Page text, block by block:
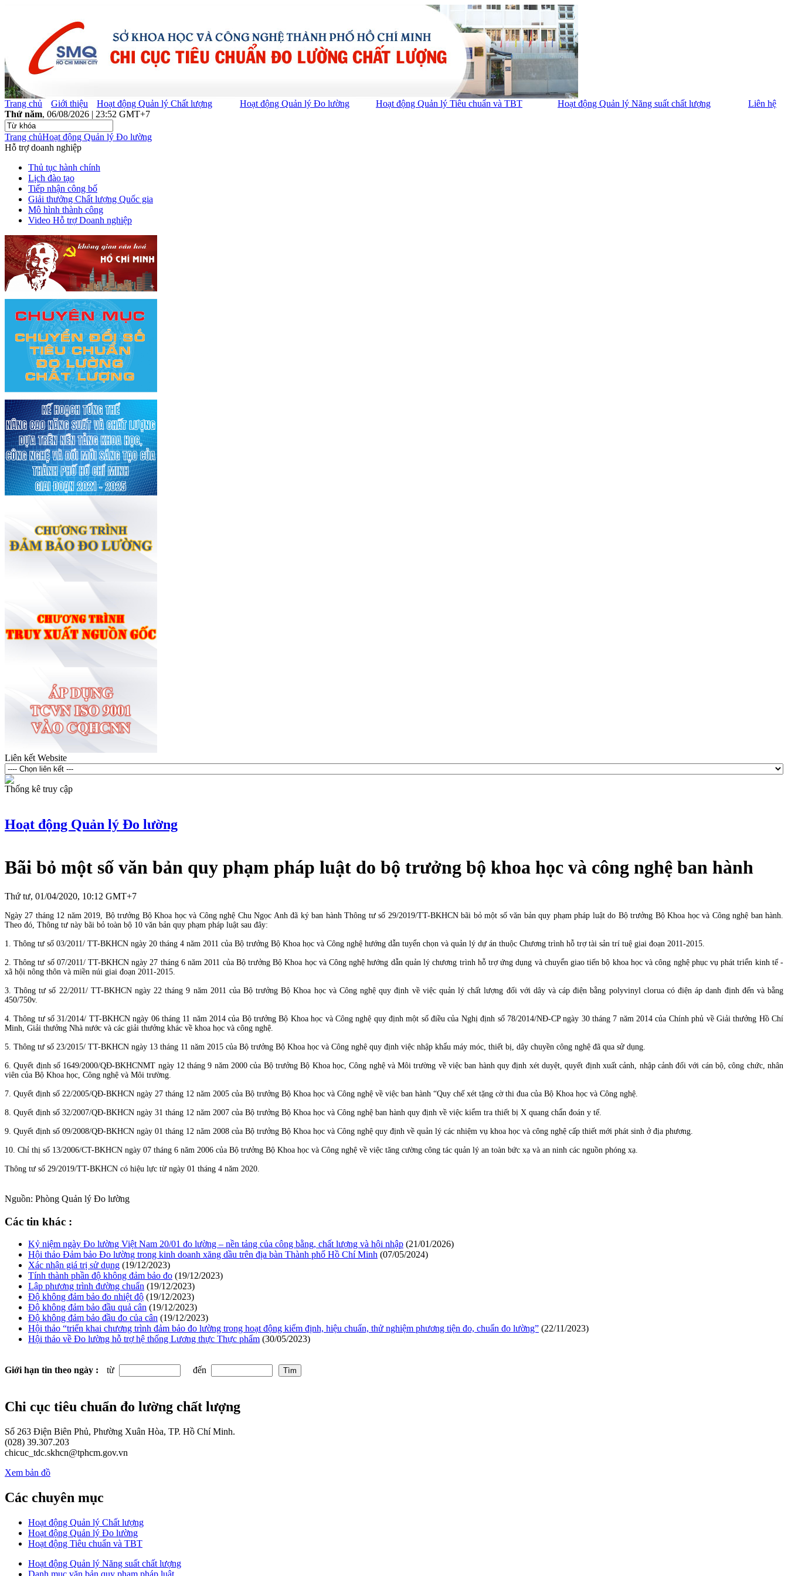
Trang chủ Giới thiệu Hoạt động Quản lý Chất lượng Hoạt động Quản lý Đo lường Hoạt động Quản lý Tiêu chuẩn và TBT Hoạt động Quản lý Năng suất chất lượng
Liên hệ
Thứ năm, 06/08/2026 | 23:52 GMT+7
Trang chủHoạt động Quản lý Đo lường
Hỗ trợ doanh nghiệp
Thủ tục hành chính
Lịch đào tạo
Tiếp nhận công bố
Giải thưởng Chất lượng Quốc gia
Mô hình thành công
Video Hỗ trợ Doanh nghiệp
Liên kết Website
Thống kê truy cập
Hoạt động Quản lý Đo lường
Bãi bỏ một số văn bản quy phạm pháp luật do bộ trưởng bộ khoa học và công nghệ ban hành
Thứ tư, 01/04/2020, 10:12 GMT+7
Ngày 27 tháng 12 năm 2019, Bộ trưởng Bộ Khoa học và Công nghệ Chu Ngọc Anh đã ký ban hành Thông tư số 29/2019/TT-BKHCN bãi bỏ một số văn bản quy phạm pháp luật do Bộ trưởng Bộ Khoa học và Công nghệ ban hành.
Theo đó, Thông tư này bãi bỏ toàn bộ 10 văn bản quy phạm pháp luật sau đây:
1. Thông tư số 03/2011/ TT-BKHCN ngày 20 tháng 4 năm 2011 của Bộ trưởng Bộ Khoa học và Công nghệ hướng dẫn tuyển chọn và quản lý dự án thuộc Chương trình hỗ trợ tài sản trí tuệ giai đoạn 2011-2015.
2. Thông tư số 07/2011/ TT-BKHCN ngày 27 tháng 6 năm 2011 của Bộ trưởng Bộ Khoa học và Công nghệ hướng dẫn quản lý chương trình hỗ trợ ứng dụng và chuyển giao tiến bộ khoa học và công nghệ phục vụ phát triển kinh tế -
xã hội nông thôn và miền núi giai đoạn 2011-2015.
3. Thông tư số 22/2011/ TT-BKHCN ngày 22 tháng 9 năm 2011 của Bộ trưởng Bộ Khoa học và Công nghệ quy định về việc quản lý chất lượng đối với dây và cáp điện bằng polyvinyl clorua có điện áp danh định đến và bằng
450/750v.
4. Thông tư số 31/2014/ TT-BKHCN ngày 06 tháng 11 năm 2014 của Bộ trưởng Bộ Khoa học và Công nghệ quy định một số điều của Nghị định số 78/2014/NĐ-CP ngày 30 tháng 7 năm 2014 của Chính phủ về Giải thưởng Hồ Chí
Minh, Giải thưởng Nhà nước và các giải thưởng khác về khoa học và công nghệ.
5. Thông tư số 23/2015/ TT-BKHCN ngày 13 tháng 11 năm 2015 của Bộ trưởng Bộ Khoa học và Công nghệ quy định việc nhập khẩu máy móc, thiết bị, dây chuyền công nghệ đã qua sử dụng.
6. Quyết định số 1649/2000/QĐ-BKHCNMT ngày 12 tháng 9 năm 2000 của Bộ trưởng Bộ Khoa học, Công nghệ và Môi trường về việc ban hành quy định xét duyệt, quyết định xuất cảnh, nhập cảnh đối với cán bộ, công chức, nhân
viên của Bộ Khoa học, Công nghệ và Môi trường.
7. Quyết định số 22/2005/QĐ-BKHCN ngày 27 tháng 12 năm 2005 của Bộ trưởng Bộ Khoa học và Công nghệ về việc ban hành “Quy chế xét tặng cờ thi đua của Bộ Khoa học và Công nghệ.
8. Quyết định số 32/2007/QĐ-BKHCN ngày 31 tháng 12 năm 2007 của Bộ trưởng Bộ Khoa học và Công nghệ ban hành quy định về việc kiểm tra thiết bị X quang chẩn đoán y tế.
9. Quyết định số 09/2008/QĐ-BKHCN ngày 01 tháng 12 năm 2008 của Bộ trưởng Bộ Khoa học và Công nghệ quy định về quản lý các nhiệm vụ khoa học và công nghệ cấp thiết mới phát sinh ở địa phương.
10. Chỉ thị số 13/2006/CT-BKHCN ngày 07 tháng 6 năm 2006 của Bộ trưởng Bộ Khoa học và Công nghệ về việc tăng cường công tác quản lý an toàn bức xạ và an ninh các nguồn phóng xạ.
Thông tư số 29/2019/TT-BKHCN có hiệu lực từ ngày 01 tháng 4 năm 2020.
Nguồn: Phòng Quản lý Đo lường
Các tin khác :
Kỷ niệm ngày Đo lường Việt Nam 20/01 đo lường – nền tảng của công bằng, chất lượng và hội nhập (21/01/2026)
Hội thảo Đảm bảo Đo lường trong kinh doanh xăng dầu trên địa bàn Thành phố Hồ Chí Minh (07/05/2024)
Xác nhận giá trị sử dụng (19/12/2023)
Tính thành phần độ không đảm bảo đo (19/12/2023)
Lập phương trình đường chuẩn (19/12/2023)
Độ không đảm bảo đo nhiệt độ (19/12/2023)
Độ không đảm bảo đầu quả cân (19/12/2023)
Độ không đảm bảo đầu đo của cân (19/12/2023)
Hội thảo “triển khai chương trình đảm bảo đo lường trong hoạt động kiểm định, hiệu chuẩn, thử nghiệm phương tiện đo, chuẩn đo lường” (22/11/2023)
Hội thảo về Đo lường hỗ trợ hệ thống Lương thực Thực phẩm (30/05/2023)
Giới hạn tin theo ngày : từ đến Tìm
Chi cục tiêu chuẩn đo lường chất lượng
Số 263 Điện Biên Phủ, Phường Xuân Hòa, TP. Hồ Chí Minh.
(028) 39.307.203
chicuc_tdc.skhcn@tphcm.gov.vn
Xem bản đồ
Các chuyên mục
Hoạt động Quản lý Chất lượng
Hoạt động Quản lý Đo lường
Hoạt động Tiêu chuẩn và TBT
Hoạt động Quản lý Năng suất chất lượng
Danh mục văn bản quy phạm pháp luật